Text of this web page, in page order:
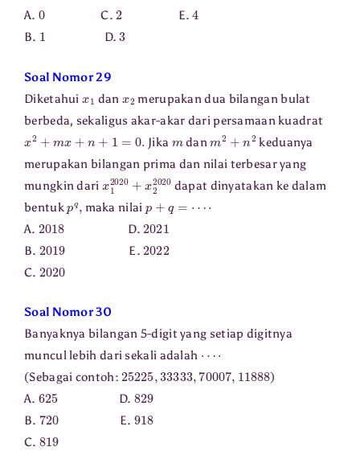
A. 0C.2 E.4
B. 1 D.3
Soal Nomor 29
Diketahui
dan
merupakan dua bilangan bulat
berbeda, sekaligus akar-akar dari persamaan kuadrat
2 +m n 0. Jika dan 2 +
keduanya
merupakan bilangan prima dan nilai terbesar yang
mungkin dari
12020 x22020dapat dinyatakan ke dalam
bentuk pq maka nilai +
A. 2018 D.2021
B. 2019 E.2022
C. 2020
Soal Nomor 30
Banyaknya bilangan 5-digit yang setiap digitnya
muncul lebih dari sekali adalah
(Sebagai contoh:25225 33333 70007 ,11888)
A. 625 D. 829
B. 720 E. 918
C. 819